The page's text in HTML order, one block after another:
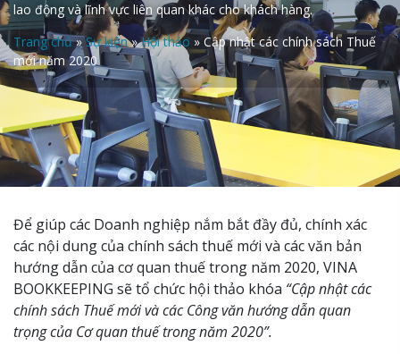
lao động và lĩnh vực liên quan khác cho khách hàng.
Trang chủ»Sự kiện»Hội thảo » Cập nhật các chính sách Thuế
mới năm 2020
Để giúp các Doanh nghiệp nắm bắt đầy đủ, chính xác
các nội dung của chính sách thuế mới và các văn bản
hướng dẫn của cơ quan thuế trong năm 2020, VINA
BOOKKEEPING sẽ tổ chức hội thảo khóa “Cập nhật các
chính sách Thuế mới và các Công văn hướng dẫn quan
trọng của Cơ quan thuế trong năm 2020”.